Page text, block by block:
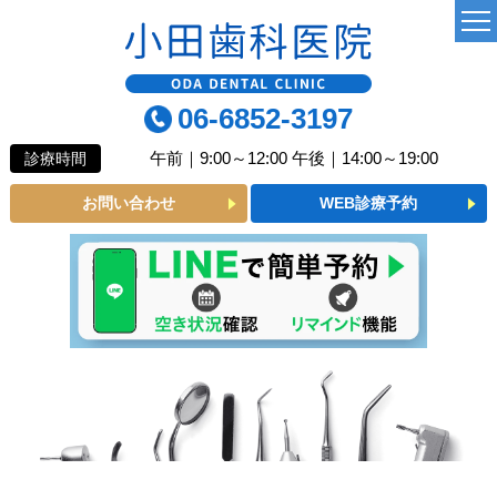
06-6852-3197
診療時間 午前｜9:00～12:00 午後｜14:00～19:00
お問い合わせ WEB診療予約
よくあるご質問
診療MENU
一般歯科
小児歯科